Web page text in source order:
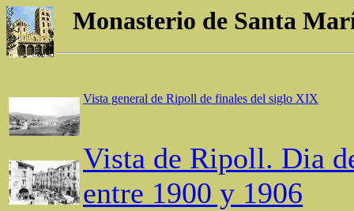
Monasterio de Santa
Vista general de Ripoll de finales del siglo XIX
Vista de Ripoll. Dia
entre 1900 y 1906